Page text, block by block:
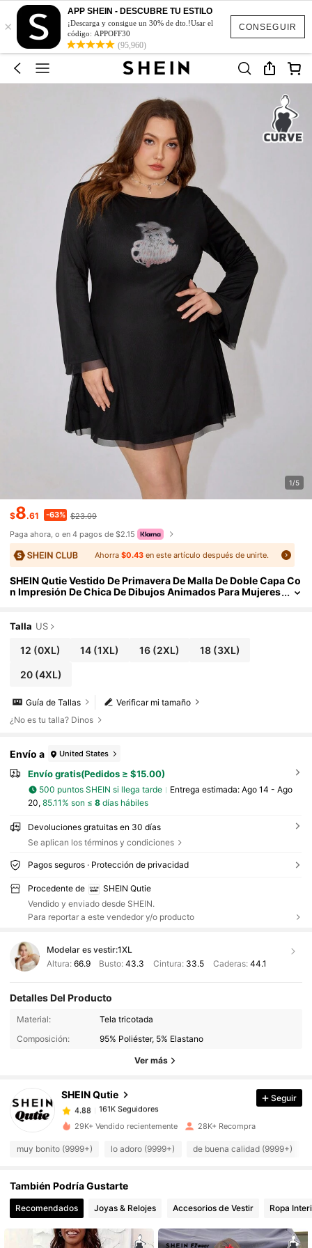
CONSEGUIR
×
APP SHEIN - DESCUBRE TU ESTILO
¡Descarga y consigue un 30% de dto.!Usar el
código: APPOFF30
(95,960)
1/5
$8.61 -63% $23.09
Paga ahora, o en 4 pagos de $2.15
Ahorra $0.43en este artículo después de unirte.
SHEIN Qutie Vestido De Primavera De Malla De Doble Capa Co
n Impresión De Chica De Dibujos Animados Para Mujeres
Talla US
12 (0XL) 14 (1XL) 16(2XL) 18(3XL)
20(4XL)
Verificar mi tamaño
Guía de Tallas
¿No es tu talla? Dinos
Envío a United States
Envío gratis(Pedidos ≥ $15.00)
500 puntos SHEIN si llega tarde Entrega estimada: Ago 14 - Ago
20, 85.11% son ≤ 8días hábiles
Devoluciones gratuitas en 30 días
Se aplican los términos y condiciones
Pagos seguros · Protección de privacidad
Procedente de
SHEIN Qutie
Vendido y enviado desde SHEIN.
Para reportar a este vendedor y/o producto
Modelar es vestir:1XL
Altura: 66.9 Busto:43.3 Cintura: 33.5 Caderas: 44.1
Detalles Del Producto
Material:
Tela tricotada
Composición:
95% Poliéster, 5% Elastano
Ver más
SHEIN Qutie
161K Seguidores
161K Seguidores
161K Seguidores
1***7pagóHace 1 día
4.88 161K Seguidores
4.88 161K Seguidores
4.88 161K Seguidores
Seguir
29K+ Vendido recientemente 28K+ Recompra
muy bonito (9999+) lo adoro (9999+) de buena calidad (9999+)
También Podría Gustarte
Recomendados Joyas & Relojes Accesorios de Vestir Ropa